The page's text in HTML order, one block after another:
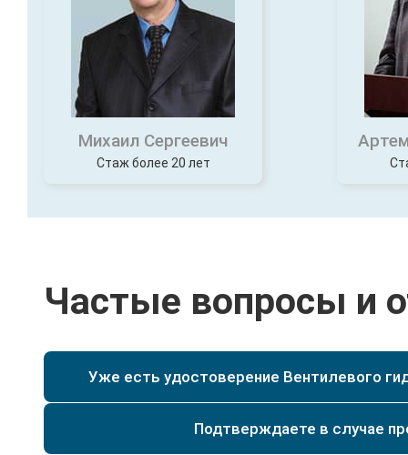
Михаил Сергеевич
Стаж более 20 лет
Частые вопросы и
Уже есть удостоверение Вентилевого
Да, при наличии у Вас уже действующего
Подтверждаете в случае
Да. Мы имеем действующую лицензию на
регистрируются и заносятся в реестр и архив